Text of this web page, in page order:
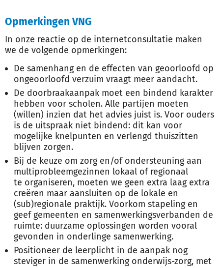
Opmerkingen VNG
In onze reactie op de internetconsultatie maken
we de volgende opmerkingen:
De samenhang en de effecten van geoorloofd op
ongeoorloofd verzuim vraagt meer aandacht.
De doorbraakaanpak moet een bindend karakter
hebben voor scholen. Alle partijen moeten
(willen) inzien dat het advies juist is. Voor ouders
is de uitspraak niet bindend: dit kan voor
mogelijke knelpunten en verlengd thuiszitten
blijven zorgen.
Bij de keuze om zorg en/of ondersteuning aan
multiprobleemgezinnen lokaal of regionaal
te organiseren, moeten we geen extra laag extra
creëren maar aansluiten op de lokale en
(sub)regionale praktijk. Voorkom stapeling en
geef gemeenten en samenwerkingsverbanden de
ruimte: duurzame oplossingen worden vooral
gevonden in onderlinge samenwerking.
Positioneer de leerplicht in de aanpak nog
steviger in de samenwerking onderwijs-zorg, met